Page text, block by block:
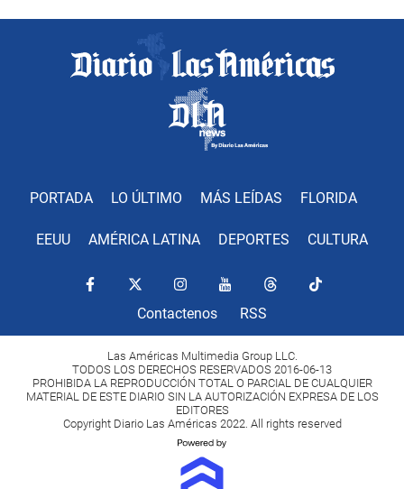
PORTADA LO ÚLTIMO MÁS LEÍDAS FLORIDA
EEUU AMÉRICA LATINA DEPORTES CULTURA
Contactenos RSS
Las Américas Multimedia Group LLC.
TODOS LOS DERECHOS RESERVADOS 2016-06-13
PROHIBIDA LA REPRODUCCIÓN TOTAL O PARCIAL DE CUALQUIER
MATERIAL DE ESTE DIARIO SIN LA AUTORIZACIÓN EXPRESA DE LOS
EDITORES
Copyright Diario Las Américas 2022. All rights reserved